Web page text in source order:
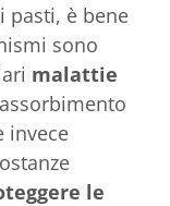
pasti, è bene
sono
malattie
invece
le